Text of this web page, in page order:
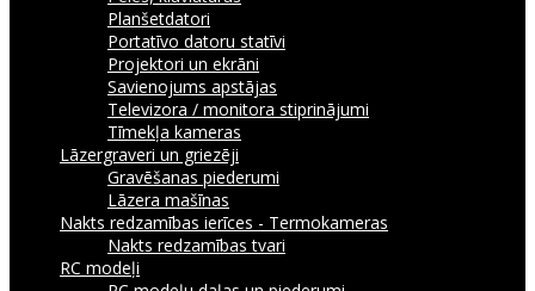
Planšetdatori
Portatīvo datoru statīvi
Projektori un ekrāni
Savienojums apstājas
Televizora / monitora stiprinājumi
Tīmekļa kameras
Lāzergraveri un griezēji
Gravēšanas piederumi
Lāzera mašīnas
Nakts redzamības ierīces - Termokameras
Nakts redzamības tvari
RC modeļi